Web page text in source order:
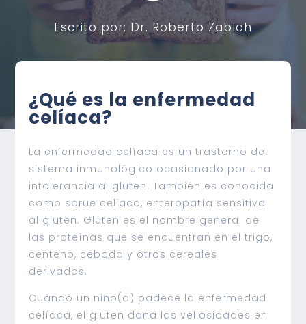
Escrito por: Dr. Roberto Zablah
¿Qué es la enfermedad
celíaca?
La enfermedad celíaca es un trastorno del
sistema inmunológico ocasionado por una
intolerancia al gluten. También es conocida
como sprue celiaco, enteropatía sensitiva
al gluten. Gluten es el nombre general de
las proteínas que se encuentran en el trigo,
centeno, cebada y otros cereales
derivados.
Cuando un niño(a) padece la enfermedad
celíaca, el gluten daña las vellosidades en